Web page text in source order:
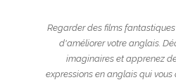
Regarder des films
d'améliorer votre anglais.
imaginaires et apprenez
expressions en anglais qui